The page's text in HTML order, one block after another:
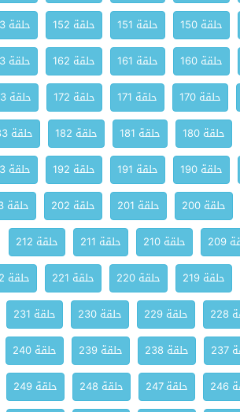
حلقة 150 حلقة 151 حلقة 152
حلقة 153
حلقة 160 حلقة 161 حلقة 162
حلقة 163
حلقة 170 حلقة 171 حلقة 172
حلقة 173
حلقة 180 حلقة 181 حلقة 182
حلقة 183
حلقة 190 حلقة 191 حلقة 192
حلقة 193
حلقة 200 حلقة 201 حلقة 202
حلقة 203
209 حلقة 210 حلقة 211
حلقة 212
حلقة 219 حلقة 220 حلقة 221
حلقة 222
حلقة 229 حلقة 230
حلقة 231
حلقة 238 حلقة 239
حلقة 240
حلقة 247 حلقة 248
حلقة 249